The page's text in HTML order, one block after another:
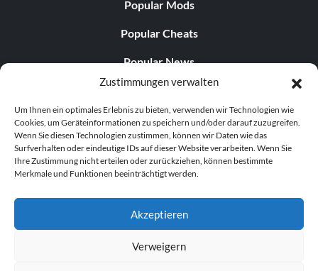
Zustimmungen verwalten
Um Ihnen ein optimales Erlebnis zu bieten, verwenden wir Technologien wie
Cookies, um Geräteinformationen zu speichern und/oder darauf zuzugreifen.
Wenn Sie diesen Technologien zustimmen, können wir Daten wie das
Surfverhalten oder eindeutige IDs auf dieser Website verarbeiten. Wenn Sie
Ihre Zustimmung nicht erteilen oder zurückziehen, können bestimmte
Merkmale und Funktionen beeinträchtigt werden.
Akzeptieren
Verweigern
Popular Mods
Popular Cheats
Popular News
Popular Editorials
Popular Free Games
LATEST UPDATES